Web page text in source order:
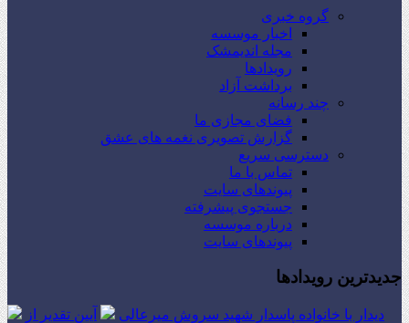
گروه خبری
اخبار موسسه
مجله اندیمشک
رویدادها
برداشت آزاد
چند رسانه
فضای مجازی ما
گزارش تصویری نغمه های عشق
دسترسی سریع
تماس با ما
پیوندهای سایت
جستجوی پیشرفته
درباره موسسه
پیوندهای سایت
جدیدترین رویدادها
دیدار با خانواده پاسدار شهید سروش میرعالی
آیین تقدیر از